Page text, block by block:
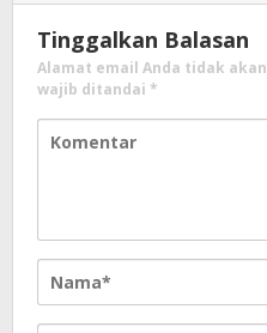
Tinggalkan Balasan
Alamat email Anda tidak
wajib ditandai *